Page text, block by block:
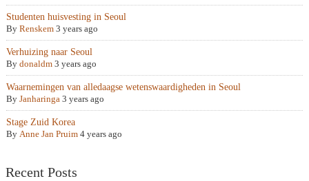
Studenten huisvesting in Seoul
By Renskem 3 years ago
Verhuizing naar Seoul
By donaldm 3 years ago
Waarnemingen van alledaagse wetenswaardigheden in Seoul
By Janharinga 3 years ago
Stage Zuid Korea
By Anne Jan Pruim 4 years ago
Recent Posts